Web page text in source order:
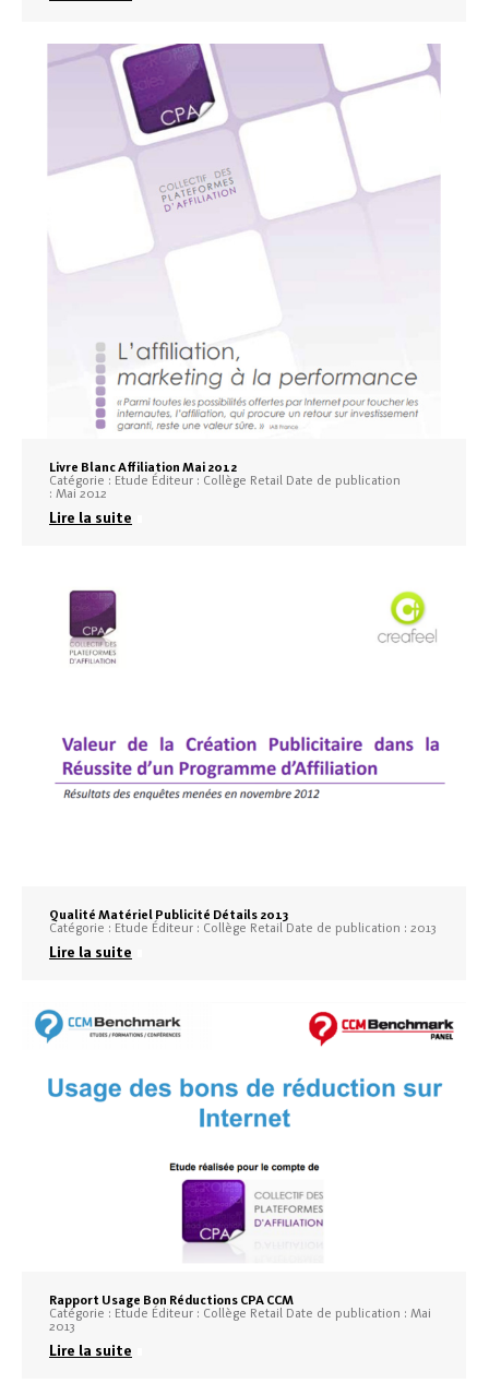
Livre Blanc Affiliation Mai 2012
Catégorie : Etude Éditeur : Collège Retail Date de publication
: Mai 2012
Lire la suite
Qualité Matériel Publicité Détails 2013
Catégorie : Etude Éditeur : Collège Retail Date de publication : 2013
Lire la suite
Rapport Usage Bon Réductions CPA CCM
Catégorie : Etude Éditeur : Collège Retail Date de publication : Mai
2013
Lire la suite